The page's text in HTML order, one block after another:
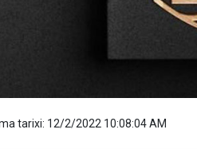
tarixi: 12/2/2022 10:08:04 AM